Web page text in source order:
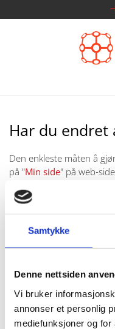
Samtykke
Denne nettsiden
Vi bruker
annonser et personlig
mediefunksjoner og
Har du endret
Den enkleste måten å
på "Min side" på web-
Her kan du også legge
noe som er viktig for oss
Det du trenger for å
og fødselsdatoen din.
hjelpe deg.
Andre endringer i